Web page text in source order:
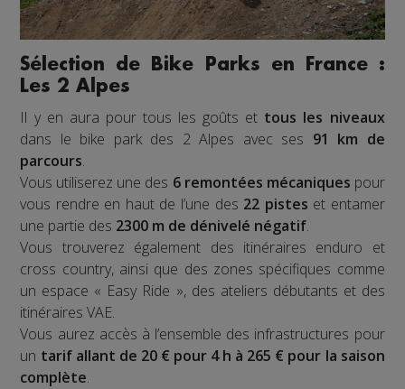
Sélection de Bike Parks en France :
Les 2 Alpes
Il y en aura pour tous les goûts et tous les niveaux
dans le bike park des 2 Alpes avec ses 91 km de
parcours.
Vous utiliserez une des 6 remontées mécaniques pour
vous rendre en haut de l’une des 22 pistes et entamer
une partie des 2300 m de dénivelé négatif.
Vous trouverez également des itinéraires enduro et
cross country, ainsi que des zones spécifiques comme
un espace « Easy Ride », des ateliers débutants et des
itinéraires VAE.
Vous aurez accès à l’ensemble des infrastructures pour
un tarif allant de 20 € pour 4 h à 265 € pour la saison
complète.